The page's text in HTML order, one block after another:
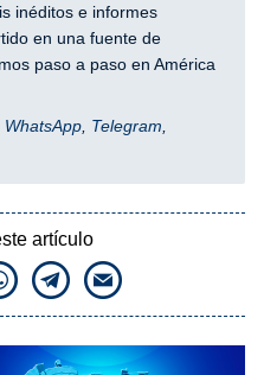
inéditos e informes
en una fuente de
paso a paso en América
Telegram
artículo